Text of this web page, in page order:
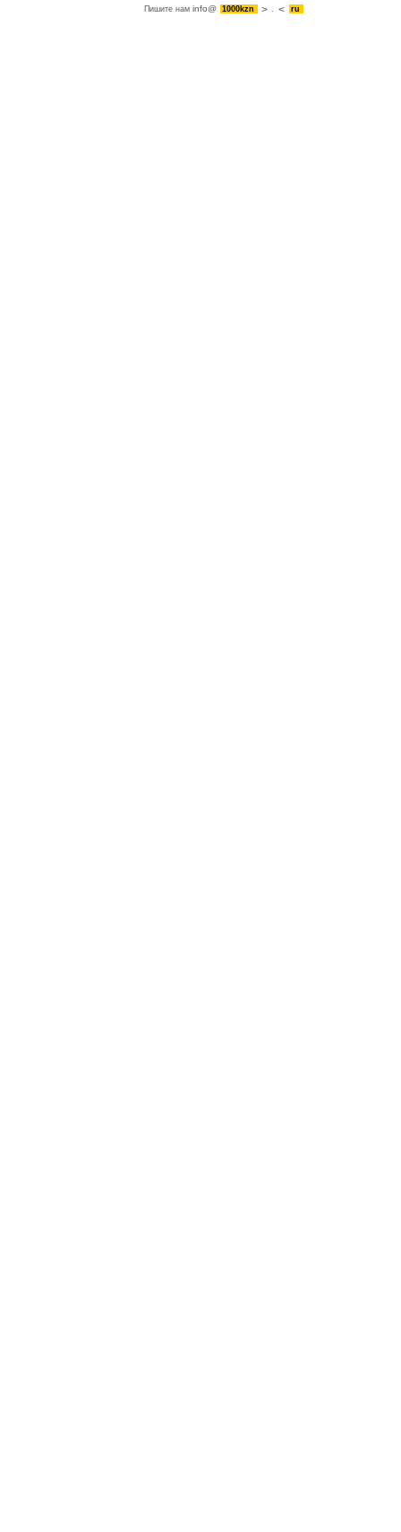
Пишите намinfo@ 1000kzn . ru